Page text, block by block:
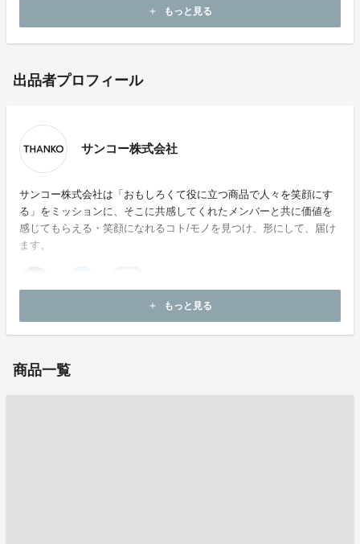
add もっと見る
出品者プロフィール
サンコー株式会社
サンコー株式会社は「おもしろくて役に立つ商品で人々を笑顔にす
る」をミッションに、そこに共感してくれたメンバーと共に価値を
感じてもらえる・笑顔になれるコト/モノを見つけ、形にして、届け
ます。
add もっと見る
商品一覧